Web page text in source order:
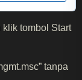
tombol Start
tanpa